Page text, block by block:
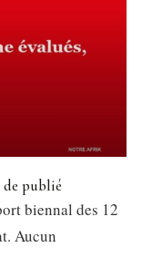
de publié
biennal des 12
Aucun